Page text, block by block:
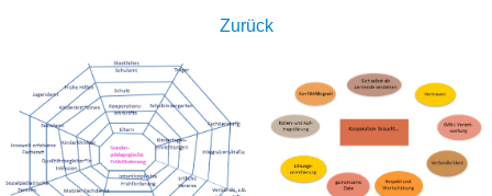
Zurück